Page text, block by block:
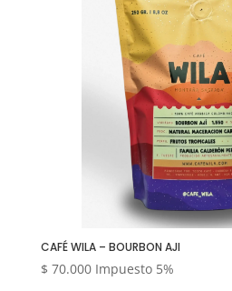
CAFÉ WILA – BOURBON AJI
$ 70.000 Impuesto 5%